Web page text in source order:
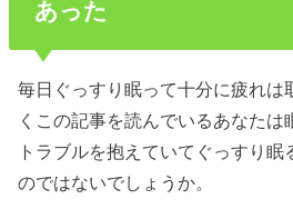
あった
毎日ぐっすり眠って十分に疲れは
くこの記事を読んでいるあなた
トラブルを抱えていてぐっすり
のではないでしょうか。